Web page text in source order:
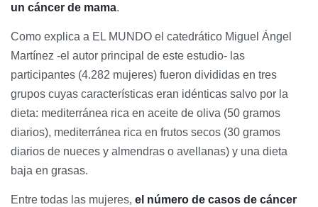
un cáncer de mama.
Como explica a EL MUNDO el catedrático Miguel Ángel
Martínez -el autor principal de este estudio- las
participantes (4.282 mujeres) fueron divididas en tres
grupos cuyas características eran idénticas salvo por la
dieta: mediterránea rica en aceite de oliva (50 gramos
diarios), mediterránea rica en frutos secos (30 gramos
diarios de nueces y almendras o avellanas) y una dieta
baja en grasas.
Entre todas las mujeres, el número de casos de cáncer